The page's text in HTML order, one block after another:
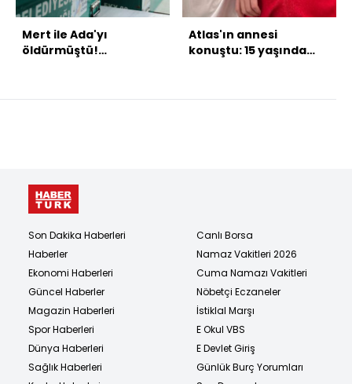
Mert ile Ada'yı
öldürmüştü!
Atlas'ın annesi
konuştu: 15 yaşında
Son Dakika Haberleri
Haberler
Ekonomi Haberleri
Güncel Haberler
Magazin Haberleri
Spor Haberleri
Dünya Haberleri
Sağlık Haberleri
Canlı Borsa
Namaz Vakitleri 2026
Cuma Namazı Vakitleri
Nöbetçi Eczaneler
İstiklal Marşı
E Okul VBS
E Devlet Giriş
Günlük Burç Yorumları